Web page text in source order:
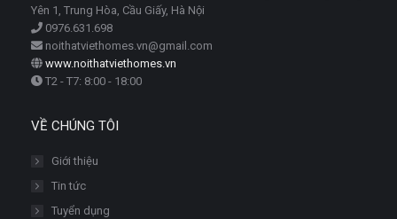
Yên 1, Trung Hòa, Cầu Giấy, Hà Nội
0976.631.698
noithatviethomes.vn@gmail.com
www.noithatviethomes.vn
T2 - T7: 8:00 - 18:00
VỀ CHÚNG TÔI
Giới thiệu
Tin tức
Tuyển dụng